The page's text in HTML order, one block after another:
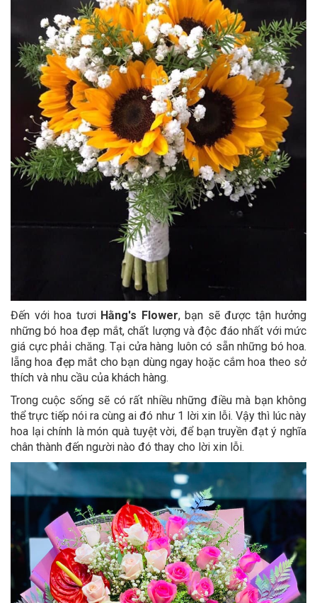
Đến với hoa tươi Hằng's Flower, bạn sẽ được tận hưởng
những bó hoa đẹp mắt, chất lượng và độc đáo nhất với mức
giá cực phải chăng. Tại cửa hàng luôn có sẵn những bó hoa.
lẵng hoa đẹp mắt cho bạn dùng ngay hoặc cắm hoa theo sở
thích và nhu cầu của khách hàng.
Trong cuộc sống sẽ có rất nhiều những điều mà bạn không
thể trực tiếp nói ra cùng ai đó như 1 lời xin lỗi. Vậy thì lúc này
hoa lại chính là món quà tuyệt vời, để bạn truyền đạt ý nghĩa
chân thành đến người nào đó thay cho lời xin lỗi.